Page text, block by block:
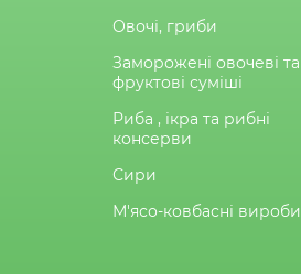
Овочі, гриби
Заморожені овочеві та
фруктові суміші
Риба , ікра та рибні
консерви
Сири
М'ясо-ковбасні вироби